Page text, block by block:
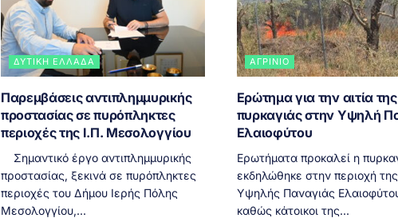
ΔΥΤΙΚΉ ΕΛΛΆΔΑ
Παρεμβάσεις αντιπλημμυρικής
προστασίας σε πυρόπληκτες
περιοχές της Ι.Π. Μεσολογγίου
Σημαντικό έργο αντιπλημμυρικής
προστασίας, ξεκινά σε πυρόπληκτες
περιοχές του Δήμου Ιερής Πόλης
Μεσολογγίου,...
ΑΓΡΊΝΙΟ
Ερώτημα για την αιτία της
πυρκαγιάς στην Υψηλή
Ελαιοφύτου
Ερωτήματα προκαλεί η
εκδηλώθηκε στην περιοχή της
Υψηλής Παναγιάς
καθώς κάτοικοι της...